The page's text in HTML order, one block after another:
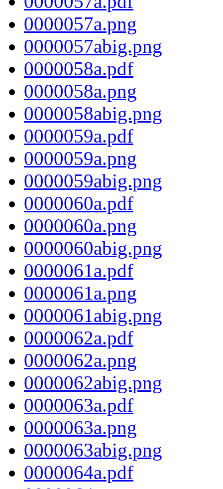
0000057a.png
0000057abig.png
0000058a.pdf
0000058a.png
0000058abig.png
0000059a.pdf
0000059a.png
0000059abig.png
0000060a.pdf
0000060a.png
0000060abig.png
0000061a.pdf
0000061a.png
0000061abig.png
0000062a.pdf
0000062a.png
0000062abig.png
0000063a.pdf
0000063a.png
0000063abig.png
0000064a.pdf